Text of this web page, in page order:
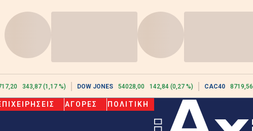
343,87 (1,17 %) DOW JONES 54028,00 142,84 (0,27 %) CAC40 8719,56
ΑΓΟΡΕΣ ΠΟΛΙΤΙΚΗ